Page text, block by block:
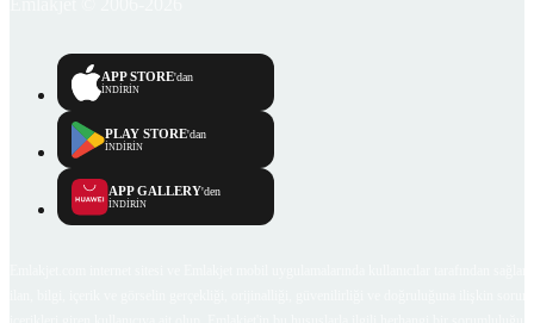
APP STORE'dan
İNDİRİN
PLAY STORE'dan
İNDİRİN
APP GALLERY'den
İNDİRİN